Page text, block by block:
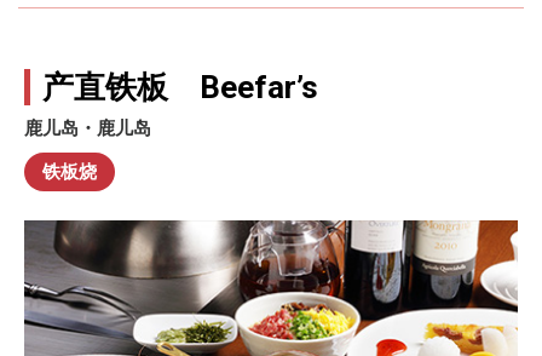
产直铁板 Beefar’s
鹿儿岛・鹿儿岛
铁板烧